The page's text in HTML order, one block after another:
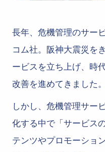
長年、危機管理のサー
コム社。阪神大震災を
ービスを立ち上げ、時
改善を進めてきました。
しかし、危機管理サー
化する中で「サービス
テンツやプロモーショ